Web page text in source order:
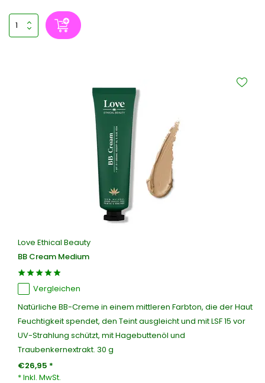
Love Ethical Beauty
BB Cream Medium
Vergleichen
Natürliche BB-Creme in einem mittleren Farbton, die der Haut
Feuchtigkeit spendet, den Teint ausgleicht und mit LSF 15 vor
UV-Strahlung schützt, mit Hagebuttenöl und
Traubenkernextrakt. 30 g
€26,95 *
* Inkl. MwSt.